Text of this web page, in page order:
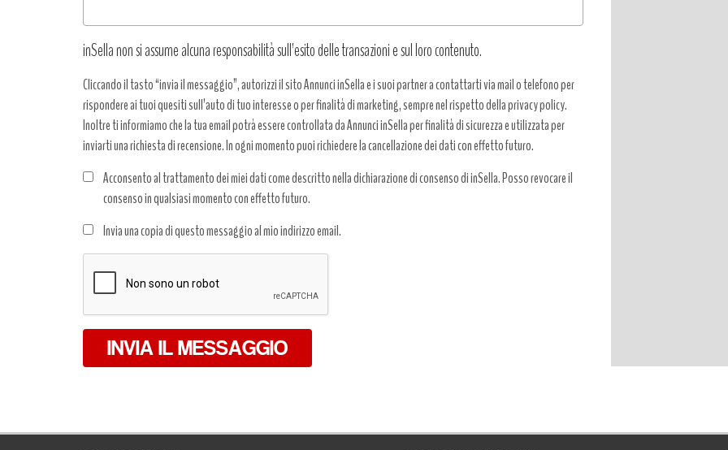
inSella non si assume alcuna responsabilità sull’esito delle transazioni e sul loro contenuto.
Cliccando il tasto “invia il messaggio”, autorizzi il sito Annunci inSella e i suoi partner a contattarti via mail o telefono per
rispondere ai tuoi quesiti sull’auto di tuo interesse o per finalità di marketing, sempre nel rispetto della privacy policy.
Inoltre ti informiamo che la tua email potrà essere controllata da Annunci inSella per finalità di sicurezza e utilizzata per
inviarti una richiesta di recensione. In ogni momento puoi richiedere la cancellazione dei dati con effetto futuro.
Acconsento al trattamento dei miei dati come descritto nella dichiarazione di consenso di inSella. Posso revocare il
consenso in qualsiasi momento con effetto futuro.
dati
*
Invia una copia di questo messaggio al mio indirizzo email.
INVIA IL MESSAGGIO